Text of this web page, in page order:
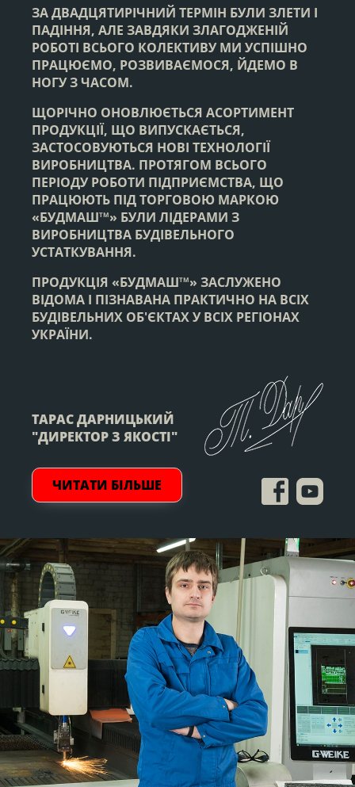
ЗА ДВАДЦЯТИРІЧНИЙ ТЕРМІН БУЛИ ЗЛЕТИ І
ПАДІННЯ, АЛЕ ЗАВДЯКИ ЗЛАГОДЖЕНІЙ
РОБОТІ ВСЬОГО КОЛЕКТИВУ МИ УСПІШНО
ПРАЦЮЄМО, РОЗВИВАЄМОСЯ, ЙДЕМО В
НОГУ З ЧАСОМ.
ЩОРІЧНО ОНОВЛЮЄТЬСЯ АСОРТИМЕНТ
ПРОДУКЦІЇ, ЩО ВИПУСКАЄТЬСЯ,
ЗАСТОСОВУЮТЬСЯ НОВІ ТЕХНОЛОГІЇ
ВИРОБНИЦТВА. ПРОТЯГОМ ВСЬОГО
ПЕРІОДУ РОБОТИ ПІДПРИЄМСТВА, ЩО
ПРАЦЮЮТЬ ПІД ТОРГОВОЮ МАРКОЮ
«БУДМАШТМ» БУЛИ ЛІДЕРАМИ З
ВИРОБНИЦТВА БУДІВЕЛЬНОГО
УСТАТКУВАННЯ.
ПРОДУКЦІЯ «БУДМАШТМ» ЗАСЛУЖЕНО
ВІДОМА І ПІЗНАВАНА ПРАКТИЧНО НА ВСІХ
БУДІВЕЛЬНИХ ОБ'ЄКТАХ У ВСІХ РЕГІОНАХ
УКРАЇНИ.
ТАРАС ДАРНИЦЬКИЙ
"ДИРЕКТОР З ЯКОСТІ"
ЧИТАТИ БІЛЬШЕ